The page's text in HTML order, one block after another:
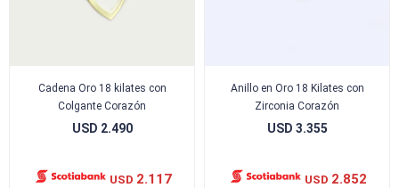
Cadena Oro 18 kilates con
Colgante Corazón
USD 2.490
USD 2.117
Anillo en Oro 18 Kilates con
Zirconia Corazón
USD 3.355
USD 2.852